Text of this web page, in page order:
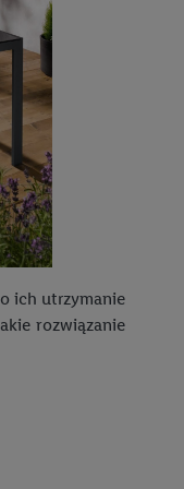
ich utrzymanie
rozwiązanie